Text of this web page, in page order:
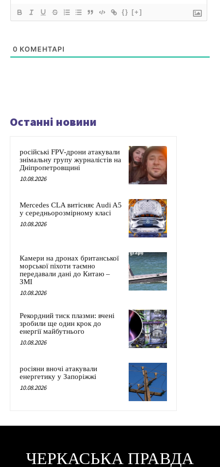
{} [+]
0 КОМЕНТАРІ
Останні новини
російські FPV-дрони атакували
знімальну групу журналістів на
Дніпропетровщині
10.08.2026
Mercedes CLA витісняє Audi A5
у середньорозмірному класі
10.08.2026
Камери на дронах британської
морської піхоти таємно
передавали дані до Китаю –
ЗМІ
10.08.2026
Рекордний тиск плазми: вчені
зробили ще один крок до
енергії майбутнього
10.08.2026
росіяни вночі атакували
енергетику у Запоріжжі
10.08.2026
ЧЕРКАСЬКА ПРАВДА